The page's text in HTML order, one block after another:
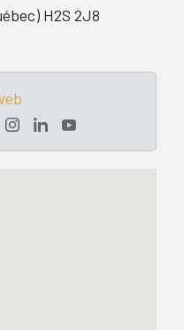
H2S 2J8